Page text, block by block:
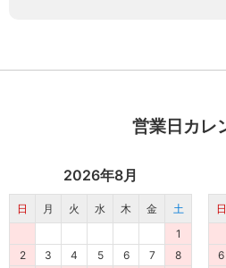
営業日カレ
2026年8月
日 月 火 水 木 金
土
1
2
3 4 5 6 7
8
日
6